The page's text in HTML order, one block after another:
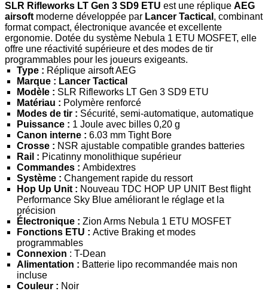
SLR Rifleworks LT Gen 3 SD9 ETU est une réplique AEG
airsoft moderne développée par Lancer Tactical , combinant
format compact, électronique avancée et excellente
ergonomie. Dotée du système Nebula 1 ETU MOSFET, elle
offre une réactivité supérieure et des modes de tir
programmables pour les joueurs exigeants.
Type : Réplique airsoft AEG
Marque : Lancer Tactical
Modèle : SLR Rifleworks LT Gen 3 SD9 ETU
Matériau : Polymère renforcé
Modes de tir : Sécurité, semi-automatique, automatique
Puissance : 1 Joule avec billes 0,20 g
Canon interne : 6.03 mm Tight Bore
Crosse : NSR ajustable compatible grandes batteries
Rail : Picatinny monolithique supérieur
Commandes : Ambidextres
Système : Changement rapide du ressort
Hop Up Unit : Nouveau TDC HOP UP UNIT Best flight
Performance Sky Blue améliorant le réglage et la
précision
Électronique : Zion Arms Nebula 1 ETU MOSFET
Fonctions ETU : Active Braking et modes
programmables
Connexion : T-Dean
Alimentation : Batterie lipo recommandée mais non
incluse
Couleur : Noir